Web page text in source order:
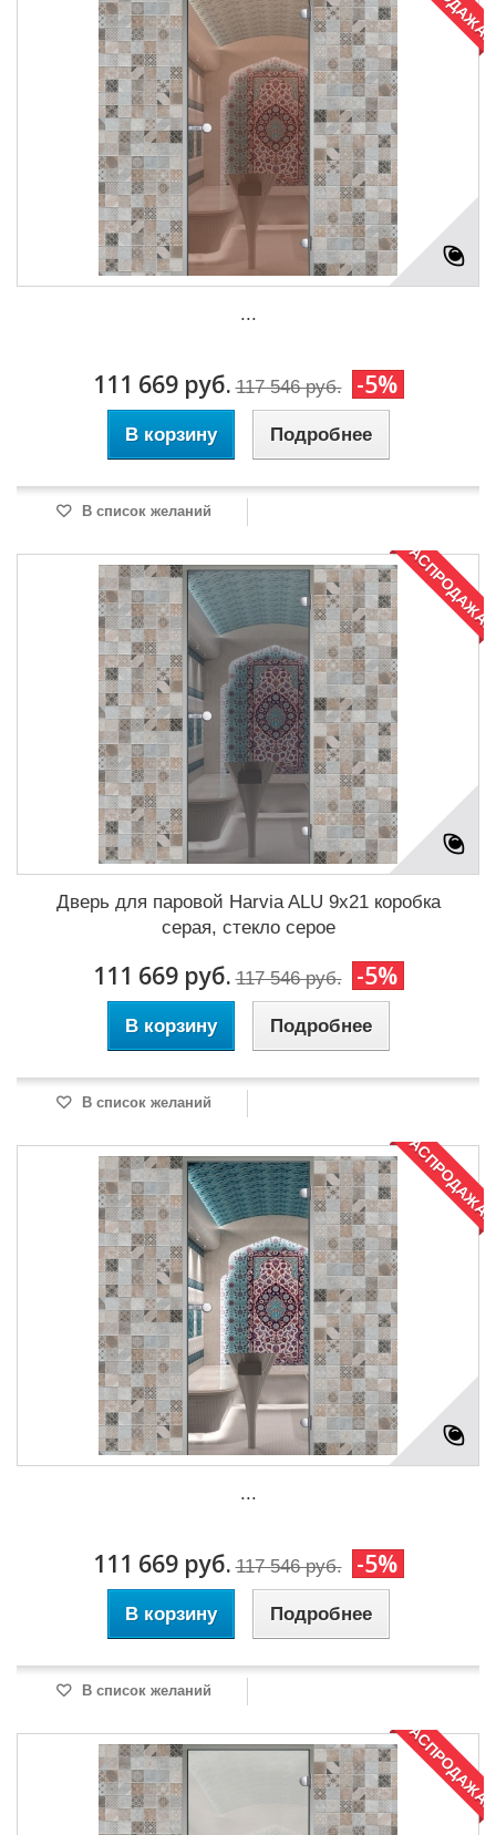
...
111 669 руб. 117 546 руб. -5%
В корзину Подробнее
В список желаний
РАСПРОДАЖА!
Дверь для паровой Harvia ALU 9x21 коробка
серая, стекло серое
111 669 руб. 117 546 руб. -5%
В корзину Подробнее
В список желаний
РАСПРОДАЖА!
...
111 669 руб. 117 546 руб. -5%
В корзину Подробнее
В список желаний
РАСПРОДАЖА!